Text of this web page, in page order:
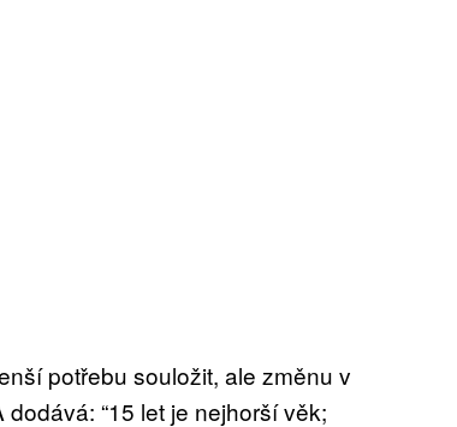
potřebu souložit, ale změnu v
“15 let je nejhorší věk;